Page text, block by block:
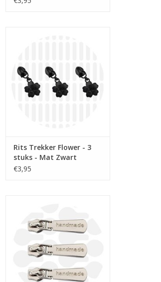
TOEVOEGEN AAN WINKELWAGEN
Rits Trekker Flower - 3
stuks - Mat Zwart
€3,95
Handmade rits schuiver voor
spiraalrits 6mm op rol.
TOEVOEGEN AAN WINKELWAGEN